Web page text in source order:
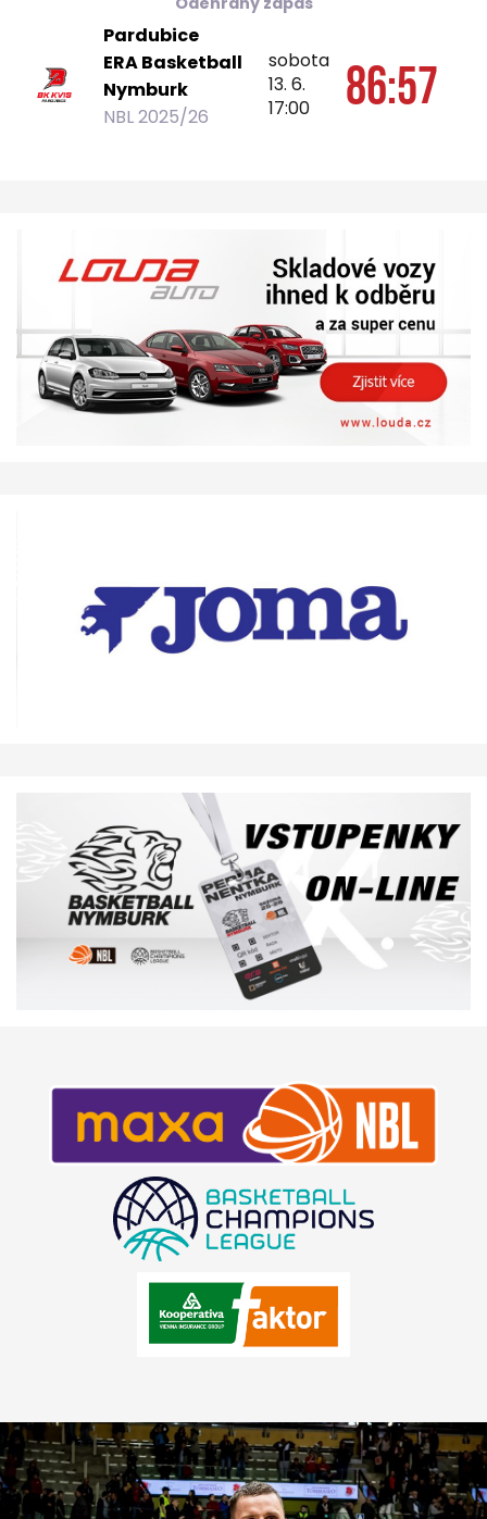
Pardubice
ERA Basketball
Nymburk
NBL 2025/26
sobota
13. 6.
17:00
86:57